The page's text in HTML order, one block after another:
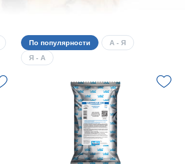
По популярности
А - Я
Я - А